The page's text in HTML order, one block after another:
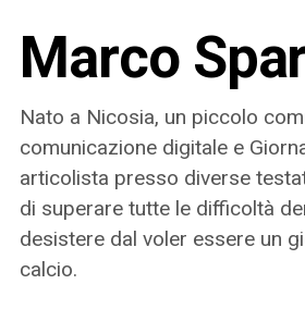
Marco
Nato a Nicosia, un piccolo
comunicazione digitale e
articolista presso diverse
di superare tutte le difficoltà
desistere dal voler essere un
calcio.